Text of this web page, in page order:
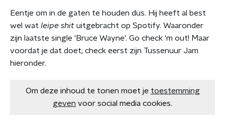
Eentje om in de gaten te houden dus. Hij heeft al best
wel wat leipe shit uitgebracht op Spotify. Waaronder
zijn laatste single 'Bruce Wayne'. Go check 'm out! Maar
voordat je dat doet, check eerst zijn Tussenuur Jam
hieronder.
Om deze inhoud te tonen moet je toestemming
geven voor social media cookies.